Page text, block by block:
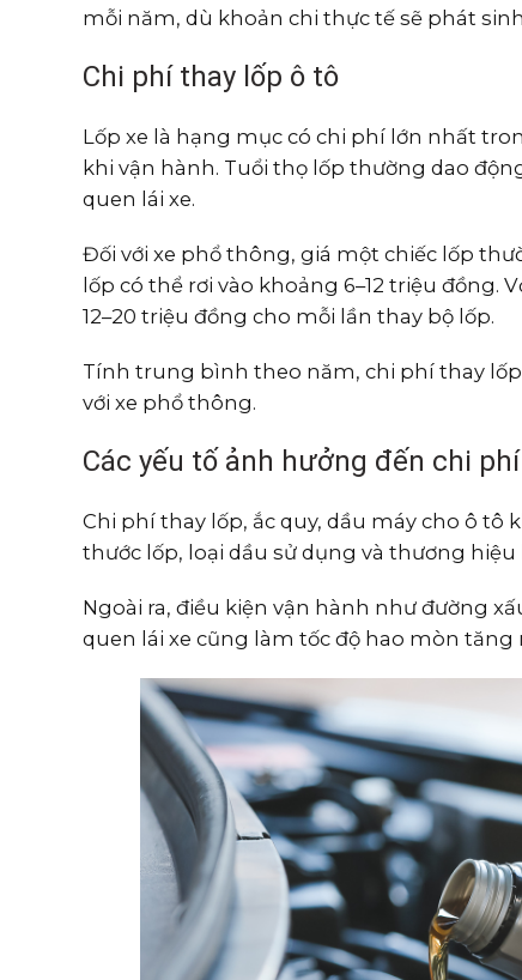
mỗi năm, dù khoản chi thực tế sẽ phát
Chi phí thay lốp ô tô
Lốp xe là hạng mục có chi phí lớn nhất
khi vận hành. Tuổi thọ lốp thường dao
quen lái xe.
Đối với xe phổ thông, giá một chiếc lốp
lốp có thể rơi vào khoảng 6–12 triệu đồng.
12–20 triệu đồng cho mỗi lần thay bộ lốp.
Tính trung bình theo năm, chi phí thay
với xe phổ thông.
Các yếu tố ảnh hưởng đến chi
Chi phí thay lốp, ắc quy, dầu máy cho ô tô
thước lốp, loại dầu sử dụng và thương
Ngoài ra, điều kiện vận hành như đường
quen lái xe cũng làm tốc độ hao mòn